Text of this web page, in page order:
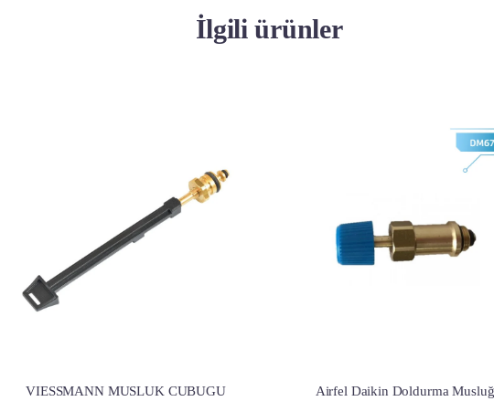
İlgili ürünler
VIESSMANN MUSLUK CUBUGU Airfel Daikin Doldurma